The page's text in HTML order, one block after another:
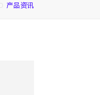
产品资讯